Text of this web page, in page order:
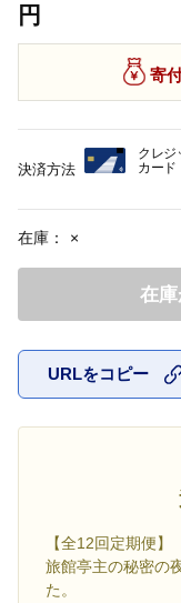
円
寄
在庫： ×
在
URLをコピー
【全12回定期便】
旅館亭主の秘密の
た。
決済方法
クレジ
カード